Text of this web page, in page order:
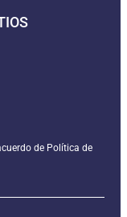
de Política de